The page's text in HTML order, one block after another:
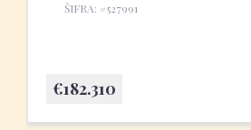
ŠIFRA: #527991
€182.310